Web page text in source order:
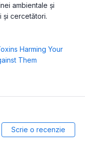
ambientale și
și cercetători.
Harming Your
Them
Scrie o recenzie